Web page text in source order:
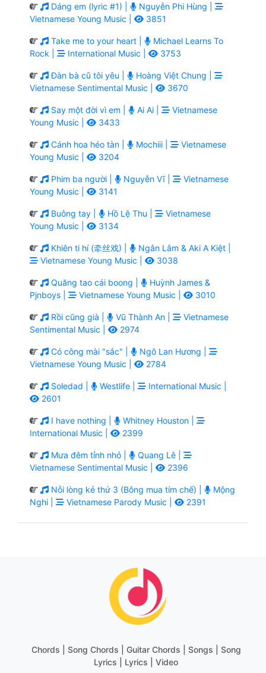
Dáng em (lyric #1) |
Nguyễn Phi Hùng |
Vietnamese Young Music |
3851
Take me to your heart |
Michael Learns To
Rock |
International Music | 3753
Đàn bà cũ tôi yêu |
Hoàng Việt Chung |
Vietnamese Sentimental Music |
3670
Say một đời vì em | Ai Ai |
Vietnamese
Young Music |
3433
Cánh hoa héo tàn | Mochiii |
Vietnamese
Young Music |
3204
Phim ba người | Nguyễn Vĩ |
Vietnamese
Young Music |
3141
Buông tay | Hồ Lệ Thu |
Vietnamese
Young Music |
3134
Khiên ti hí (牵丝戏) |
Ngân Lâm & Aki A Kiệt |
Vietnamese Young Music |
3038
Quăng tao cái boong |
Huỳnh James &
Pjnboys |
Vietnamese Young Music | 3010
Rồi cũng già | Vũ Thành An |
Vietnamese
Sentimental Music |
2974
Có công mài "sắc" |
Ngô Lan Hương |
Vietnamese Young Music |
2784
Soledad | Westlife |
International Music |
2601
I have nothing |
Whitney Houston |
International Music |
2399
Mưa đêm tỉnh nhỏ |
Quang Lê |
Vietnamese Sentimental Music |
2396
Nỗi lòng kẻ thứ 3 (Bông mua tím chế) |
Mộng
Nghi |
Vietnamese Parody Music | 2391
Chords | Song Chords | Guitar Chords | Songs | Song
Lyrics | Lyrics | Video